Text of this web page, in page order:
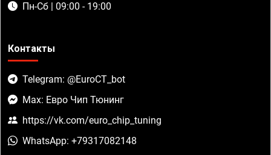
Пн-Сб | 09:00 - 19:00
Контакты
Telegram: @EuroCT_bot
Max: Евро Чип Тюнинг
https://vk.com/euro_chip_tuning
WhatsApp: +79317082148